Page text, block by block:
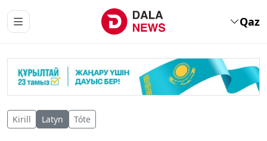
Qaz
Kirill Latyn Tóte